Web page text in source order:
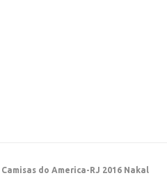
Camisas do America-RJ 2016 Nakal